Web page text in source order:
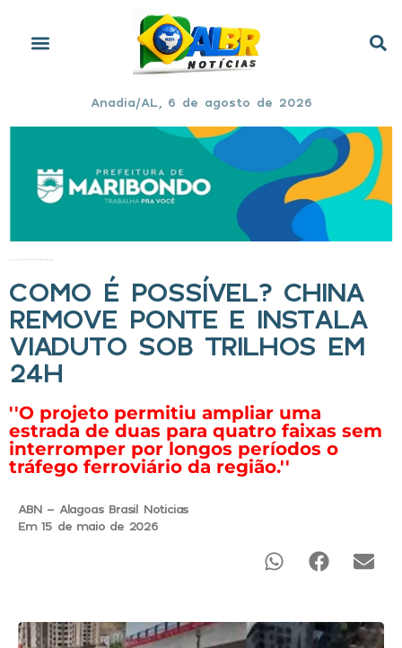
Anadia/AL, 6 de agosto de 2026
COMO É POSSÍVEL? CHINA
REMOVE PONTE E INSTALA
VIADUTO SOB TRILHOS EM
24H
''O projeto permitiu ampliar uma
estrada de duas para quatro faixas sem
interromper por longos períodos o
tráfego ferroviário da região.''
ABN - Alagoas Brasil Noticias
Em 15 de maio de 2026